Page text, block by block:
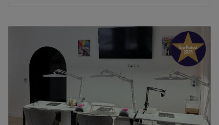
20:00
10:00–20:00
Ketvirtadienis
10:00–20:00
Penktadienis
20:00
Šeštadienis
10:00–20:00
10:00
Skirkite dėmesio savo nagams pas Nagų meistrę Kotryną,